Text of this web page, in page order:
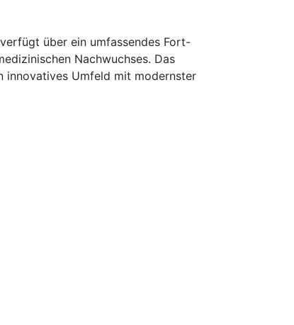
über ein umfassendes Fort-
Nachwuchses. Das
innovatives Umfeld mit modernster